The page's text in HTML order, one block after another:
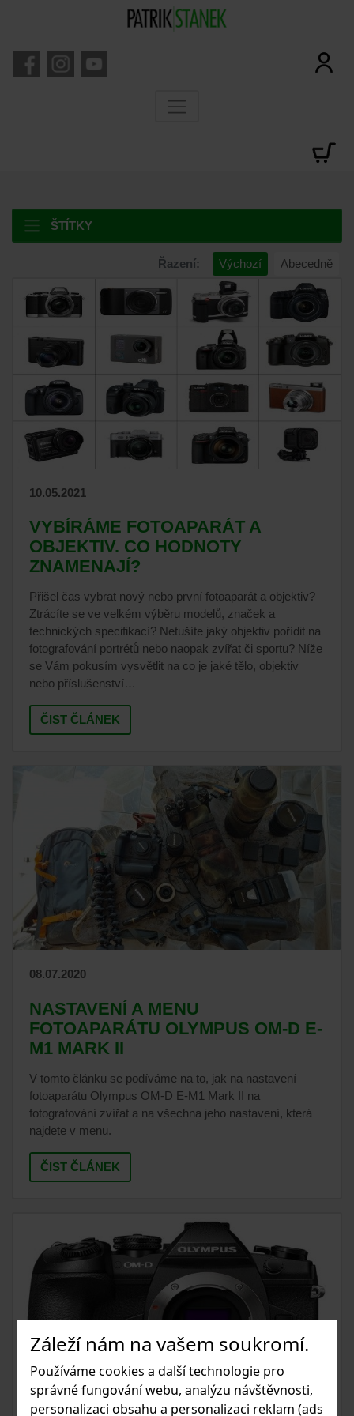
Záleží nám na vašem soukromí.
Používáme cookies a další technologie pro
správné fungování webu, analýzu návštěvnosti,
personalizaci obsahu a personalizaci reklam (ads
ŠTÍTKY
Řazení: Výchozí Abecedně
10.05.2021
VYBÍRÁME FOTOAPARÁT A
OBJEKTIV. CO HODNOTY
ZNAMENAJÍ?
Přišel čas vybrat nový nebo první fotoaparát a objektiv?
Ztrácíte se ve velkém výběru modelů, značek a
technických specifikací? Netušíte jaký objektiv pořídit na
fotografování portrétů nebo naopak zvířat či sportu? Níže
se Vám pokusím vysvětlit na co je jaké tělo, objektiv
nebo příslušenství…
ČIST ČLÁNEK
08.07.2020
NASTAVENÍ A MENU
FOTOAPARÁTU OLYMPUS OM-D E-
M1 MARK II
V tomto článku se podíváme na to, jak na nastavení
fotoaparátu Olympus OM-D E-M1 Mark II na
fotografování zvířat a na všechna jeho nastavení, která
najdete v menu.
ČIST ČLÁNEK